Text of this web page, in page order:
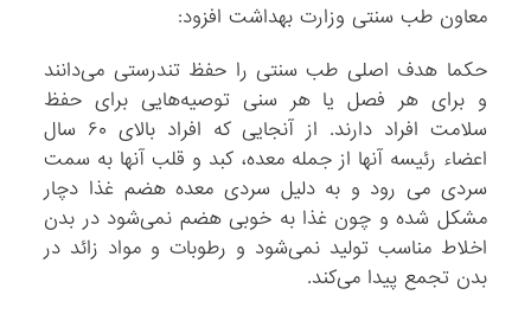
معاون طب سنتی وزارت بهداشت افزود:
حکما هدف اصلی طب سنتی را حفظ تندرستی می‌دانند
و برای هر فصل یا هر سنی توصیه‌هایی برای حفظ
سلامت افراد دارند. از آنجایی که افراد بالای ۶۰ سال
اعضاء رئیسه آنها از جمله معده، کبد و قلب آنها به سمت
سردی می رود و به دلیل سردی معده هضم غذا دچار
مشکل شده و چون غذا به خوبی هضم نمی‌شود در بدن
اخلاط مناسب تولید نمی‌شود و رطوبات و مواد زائد در
بدن تجمع پیدا می‌کند.